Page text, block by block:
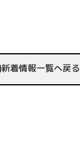
新着情報一覧へ戻る